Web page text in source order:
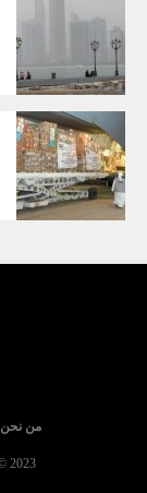
من نحن
2023 © اخبار الرياض. جميع حقوق النشر محفوظة.